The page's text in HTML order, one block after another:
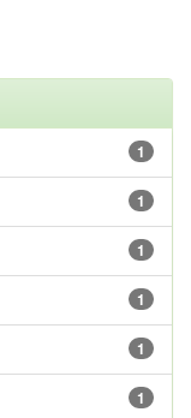
1
1
1
1
1
1